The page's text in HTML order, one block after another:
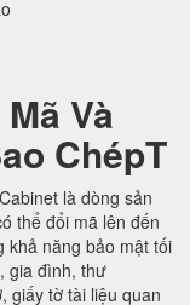
Và
ChépT
là dòng sản
thể đổi mã lên đến
khả năng bảo mật tối
gia đình, thư
giấy tờ tài liệu quan